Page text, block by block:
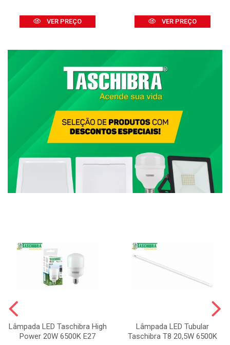
VER PREÇO VER PREÇO
Lâmpada LED Taschibra High
Power 20W 6500K E27
Lâmpada LED Tubular
Taschibra T8 20,5W 6500K